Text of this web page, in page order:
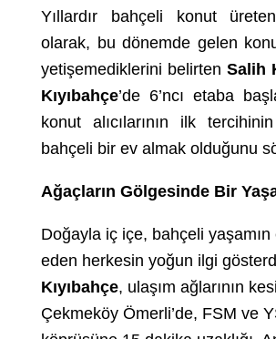
Yıllardır bahçeli konut
olarak, bu dönemde gelen
yetişemediklerini belirten Salih
Kıyıbahçe’de 6’ncı etaba
konut alıcılarının ilk
bahçeli bir ev almak olduğunu
Ağaçların Gölgesinde Bir
Doğayla iç içe, bahçeli
eden herkesin yoğun ilgi
Kıyıbahçe, ulaşım ağlarının
Çekmeköy Ömerli’de, FSM ve